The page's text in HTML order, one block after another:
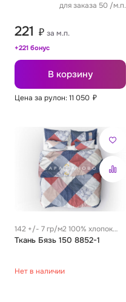
для заказа 50 /м.п.
221 ₽ за м.п.
+221 бонус
В корзину
Цена за рулон: 11 050 ₽
142 +/- 7 гр/м2 100% хлопок
0.29 м
Ткань Бязь 150 8852-1
Нет в наличии